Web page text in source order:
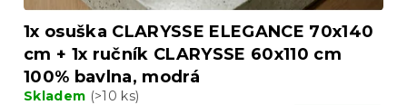
1x osuška CLARYSSE ELEGANCE 70x140
cm + 1x ručník CLARYSSE 60x110 cm
100% bavlna, modrá
Skladem (>10 ks)